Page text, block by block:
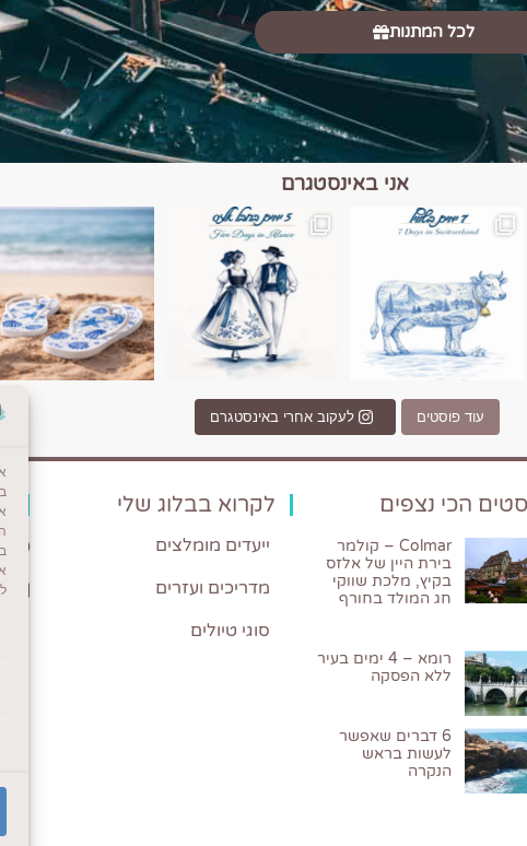
לכל המתנות
אני באינסטגרם
ונופים בחבל אלזס צרפת
כזה בחופשה שבו הכל נהיה פשוט יותר. החול, הי
יש ערים בעולם שמרגישות כמו מסע בזמן. רומא היא
עוד פוסטים לעקוב אחרי באינסטגרם
הכי נצפים
Colmar – קולמר
בירת היין של אלזס
בקיץ, מלכת שווקי
חג המולד בחורף
רומא – 4 ימים בעיר
ללא הפסקה
6 דברים שאפשר
לעשות בראש
הנקרה
לקרוא בבלוג שלי
ייעדים מומלצים
מדריכים ועזרים
סוגי טיולים